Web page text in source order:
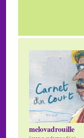
melovadrouille